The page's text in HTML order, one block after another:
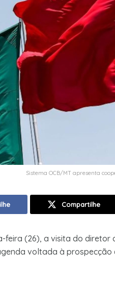
Sistema OCB/MT apresenta
Compartilhe
(26), a visita do diretor
voltada à